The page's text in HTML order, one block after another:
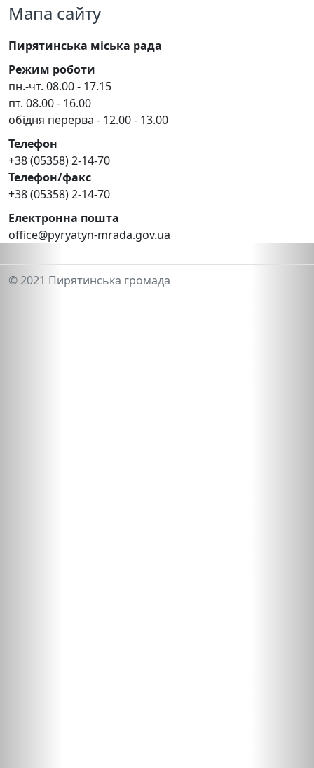
Мапа сайту
Пирятинська міська рада
Режим роботи
пн.-чт. 08.00 - 17.15
пт. 08.00 - 16.00
обідня перерва - 12.00 - 13.00
Телефон
+38 (05358) 2-14-70
Телефон/факс
+38 (05358) 2-14-70
Електронна пошта
office@pyryatyn-mrada.gov.ua
© 2021 Пирятинська громада